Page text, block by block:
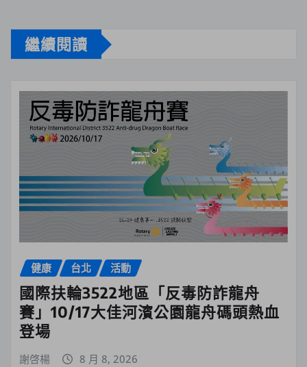
繼續閱讀
健康 台北 活動
國際扶輪3522地區「反毒防詐龍舟
賽」10/17大佳河濱公園龍舟碼頭熱血
登場
謝啓楊 8 月 8, 2026